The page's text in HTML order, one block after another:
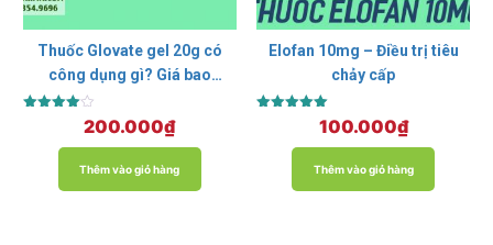
Thuốc Glovate gel 20g có
công dụng gì? Giá bao
nhiêu? Mua ở đâu?
4.00
200.000₫
Thêm vào giỏ hàng
Elofan 10mg – Điều trị tiêu
chảy cấp
Được xếp
5.00
100.000₫
Thêm vào giỏ hàng